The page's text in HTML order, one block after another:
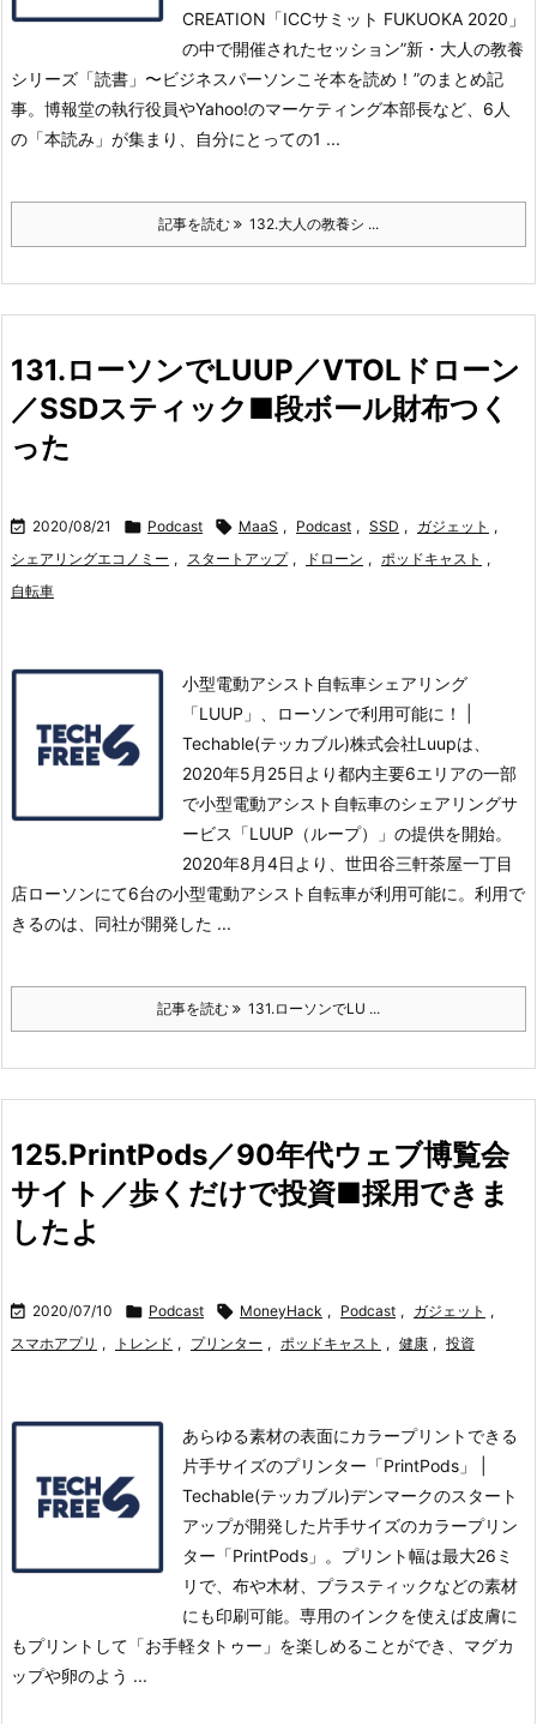
CREATION「ICCサミット FUKUOKA 2020」
の中で開催されたセッション”新・大人の教養
シリーズ「読書」〜ビジネスパーソンこそ本を読め！”のまとめ記
事。 博報堂の執行役員やYahoo!のマーケティング本部長など、6人
の「本読み」が集まり、自分にとっての1 ...
記事を読む 132.大人の教養シ ...
131.ローソンでLUUP／VTOLドローン
／SSDスティック■段ボール財布つく
った
 2020/08/21  Podcast  MaaS , Podcast , SSD , ガジェット ,
シェアリングエコノミー , スタートアップ , ドローン , ポッドキャスト ,
自転車
小型電動アシスト自転車シェアリング
「LUUP」、ローソンで利用可能に！ |
Techable(テッカブル)株式会社Luupは、
2020年5月25日より都内主要6エリアの一部
で小型電動アシスト自転車のシェアリングサ
ービス「LUUP（ループ）」の提供を開始。
2020年8月4日より、世田谷三軒茶屋一丁目
店ローソンにて6台の小型電動アシスト自転車が利用可能に。 利用で
きるのは、同社が開発した ...
記事を読む 131.ローソンでLU ...
125.PrintPods／90年代ウェブ博覧会
サイト／歩くだけで投資■採用できま
したよ
 2020/07/10  Podcast  MoneyHack , Podcast , ガジェット ,
スマホアプリ , トレンド , プリンター , ポッドキャスト , 健康 , 投資
あらゆる素材の表面にカラープリントできる
片手サイズのプリンター「PrintPods」 |
Techable(テッカブル)デンマークのスタート
アップが開発した片手サイズのカラープリン
ター「PrintPods」。 プリント幅は最大26ミ
リで、布や木材、プラスティックなどの素材
にも印刷可能。 専用のインクを使えば皮膚に
もプリントして「お手軽タトゥー」を楽しめることができ、マグカ
ップや卵のよう ...